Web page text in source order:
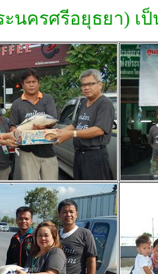
นครศรีอยุธยา) เ